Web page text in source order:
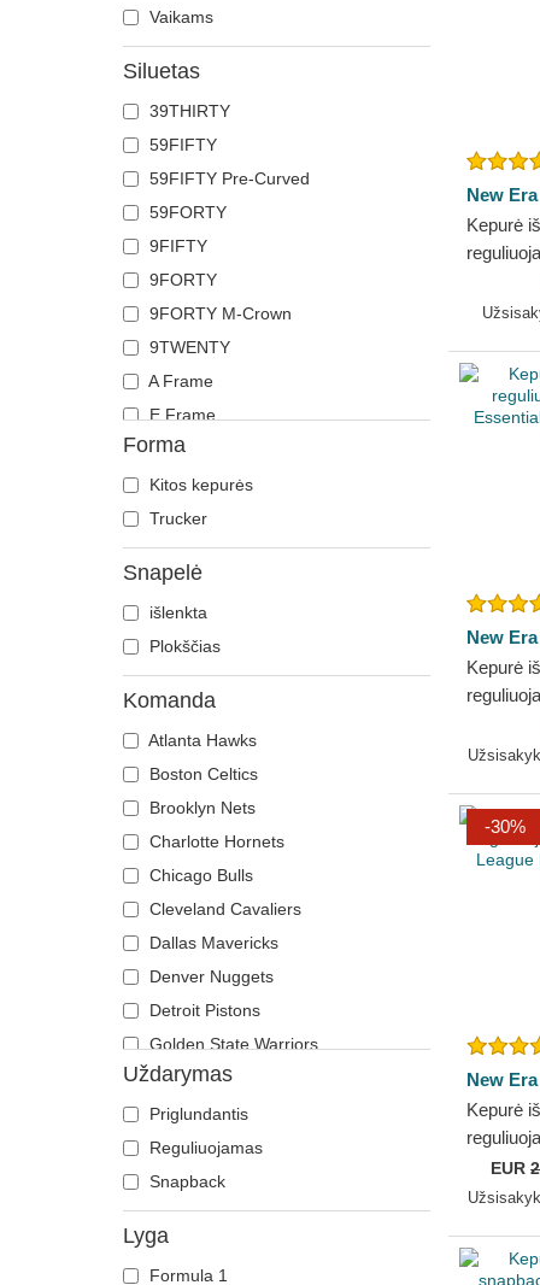
Vaikams
Siluetas
39THIRTY
59FIFTY
59FIFTY Pre-Curved
59FORTY
9FIFTY
9FORTY
9FORTY M-Crown
9TWENTY
A Frame
E Frame
Forma
Kitos kepurės
Trucker
Snapelė
išlenkta
Plokščias
Komanda
Atlanta Hawks
Boston Celtics
Brooklyn Nets
Charlotte Hornets
Chicago Bulls
Cleveland Cavaliers
Dallas Mavericks
Denver Nuggets
Detroit Pistons
Golden State Warriors
Houston Rockets
Los Angeles Clippers
Los Angeles Lakers
Memphis Grizzlies
Miami Heat
Milwaukee Bucks
New Orleans Pelicans
Uždarymas
Priglundantis
Reguliuojamas
Snapback
Lyga
Formula 1
New Era
Kepurė
League
NBA
New Era
Kepurė
New Era
-30%
New Era
Kepurė
League
New Era
EUR